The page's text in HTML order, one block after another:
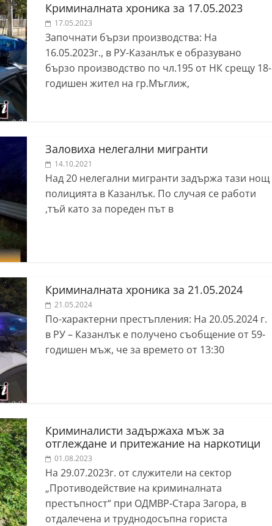
Криминалната хроника за 17.05.2023
17.05.2023
Започнати бързи производства: На
16.05.2023г., в РУ-Казанлък е образувано
бързо производство по чл.195 от НК срещу 18-
годишен жител на гр.Мъглиж,
Заловиха нелегални мигранти
14.10.2021
Над 20 нелегални мигранти задържа тази нощ
полицията в Казанлък. По случая се работи
,тъй като за пореден път в
Криминалната хроника за 21.05.2024
21.05.2024
По-характерни престъпления: На 20.05.2024 г.
в РУ – Казанлък е получено съобщение от 59-
годишен мъж, че за времето от 13:30
Криминалисти задържаха мъж за
отглеждане и притежание на наркотици
01.08.2023
На 29.07.2023г. от служители на сектор
„Противодействие на криминалната
престъпност“ при ОДМВР-Стара Загора, в
отдалечена и труднодосъпна гориста